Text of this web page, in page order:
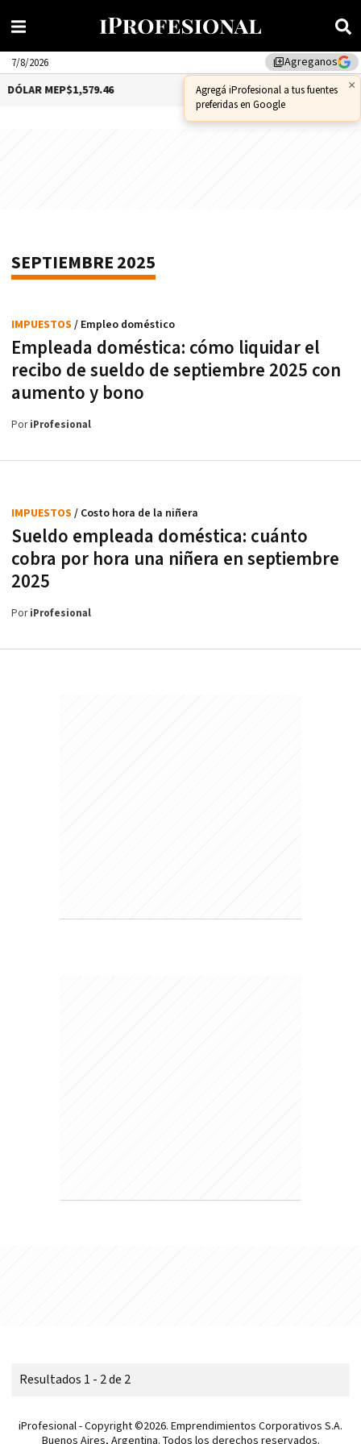
library_addAgreganos
×
Agregá iProfesional a tus fuentes
preferidas en Google
7/8/2026
DÓLAR MEP$1,579.46 DÓLAR CCL$1,575.53
SEPTIEMBRE 2025
Empleada doméstica: cómo liquidar el
recibo de sueldo de septiembre 2025 con
aumento y bono
IMPUESTOS / Empleo doméstico
PoriProfesional
Sueldo empleada doméstica: cuánto
cobra por hora una niñera en septiembre
2025
IMPUESTOS / Costo hora de la niñera
PoriProfesional
Resultados 1 - 2 de 2
iProfesional - Copyright ©2026. Emprendimientos Corporativos S.A.
Buenos Aires, Argentina. Todos los derechos reservados.